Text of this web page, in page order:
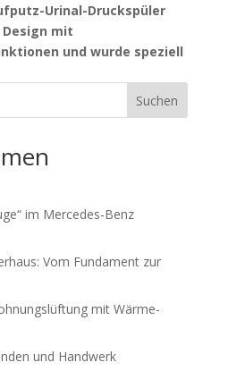
Urinal-Druckspüler
mit
und wurde speziell
Suchen
im Mercedes-Benz
Vom Fundament zur
mit Wär­me­
und Hand­werk